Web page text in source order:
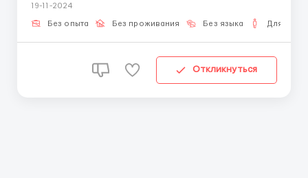
соцсети, чаты. Требования: Опыт работы на
аналогичной должности (желательно, но не
19-11-2024
Без опыта Без проживания Без языка Для
Откликнуться